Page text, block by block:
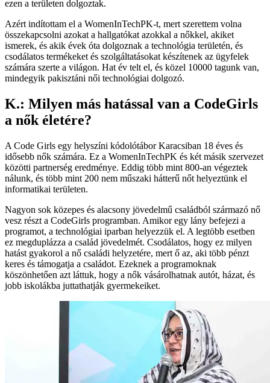
ezen a területen dolgoztak.
Azért indítottam el a WomenInTechPK-t, mert szerettem volna
összekapcsolni azokat a hallgatókat azokkal a nőkkel, akiket
ismerek, és akik évek óta dolgoznak a technológia területén, és
csodálatos termékeket és szolgáltatásokat készítenek az ügyfelek
számára szerte a világon. Hat év telt el, és közel 10000 tagunk van,
mindegyik pakisztáni női technológiai dolgozó.
K.: Milyen más hatással van a CodeGirls
a nők életére?
A Code Girls egy helyszíni kódolótábor Karacsiban 18 éves és
idősebb nők számára. Ez a WomenInTechPK és két másik szervezet
közötti partnerség eredménye. Eddig több mint 800-an végeztek
nálunk, és több mint 200 nem műszaki hátterű nőt helyeztünk el
informatikai területen.
Nagyon sok közepes és alacsony jövedelmű családból származó nő
vesz részt a CodeGirls programban. Amikor egy lány befejezi a
programot, a technológiai iparban helyezzük el. A legtöbb esetben
ez megduplázza a család jövedelmét. Csodálatos, hogy ez milyen
hatást gyakorol a nő családi helyzetére, mert ő az, aki több pénzt
keres és támogatja a családot. Ezeknek a programoknak
köszönhetően azt láttuk, hogy a nők vásárolhatnak autót, házat, és
jobb iskolákba juttathatják gyermekeiket.